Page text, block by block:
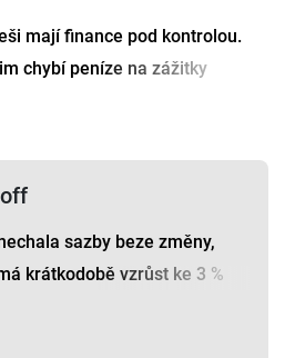
mají finance pod kontrolou.
chybí peníze na zážitky
sazby beze změny,
krátkodobě vzrůst ke 3 %